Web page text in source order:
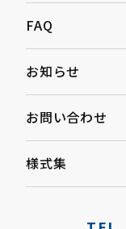
FAQ
お知らせ
お問い合わせ
様式集